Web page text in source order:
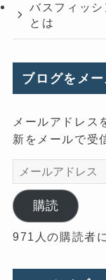
バスフィッ
とは
ブログをメ
メールアドレス
新をメールで受
メ
ー
ル
ア
ド
ス
購読
971人の購読者